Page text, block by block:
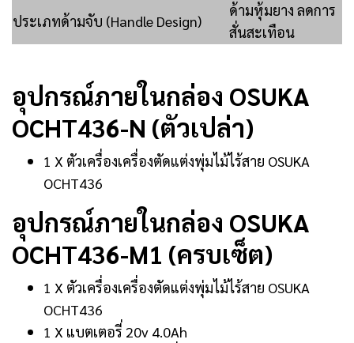
ประเภทด้ามจับ (Handle Design)
ด้ามหุ้มยาง ลดการ
สั่นสะเทือน
อุปกรณ์ภายในกล่อง OSUKA
OCHT436-N (ตัวเปล่า)
1 X ตัวเครื่องเครื่องตัดแต่งพุ่มไม้ไร้สาย OSUKA
OCHT436
อุปกรณ์ภายในกล่อง OSUKA
OCHT436-M1 (ครบเซ็ต)
1 X ตัวเครื่องเครื่องตัดแต่งพุ่มไม้ไร้สาย OSUKA
OCHT436
1 X แบตเตอรี่ 20v 4.0Ah